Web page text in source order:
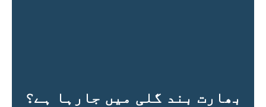
بھارت بند گلی میں جارہا ہے؟